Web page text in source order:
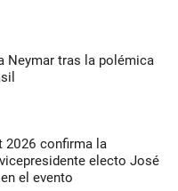
Neymar tras la polémica
2026 confirma la
electo José
el evento